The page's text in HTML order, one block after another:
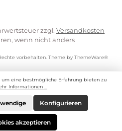
zzgl. Versandkosten
wenn nicht anders
vorbehalten. Theme by ThemeWare®
eine bestmögliche Erfahrung bieten zu
Informationen ...
Konfigurieren
akzeptieren